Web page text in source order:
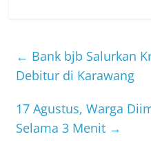
b
o
o
k
← Bank bjb Salurkan
Debitur di Karawang
17 Agustus, Warga
Selama 3 Menit →